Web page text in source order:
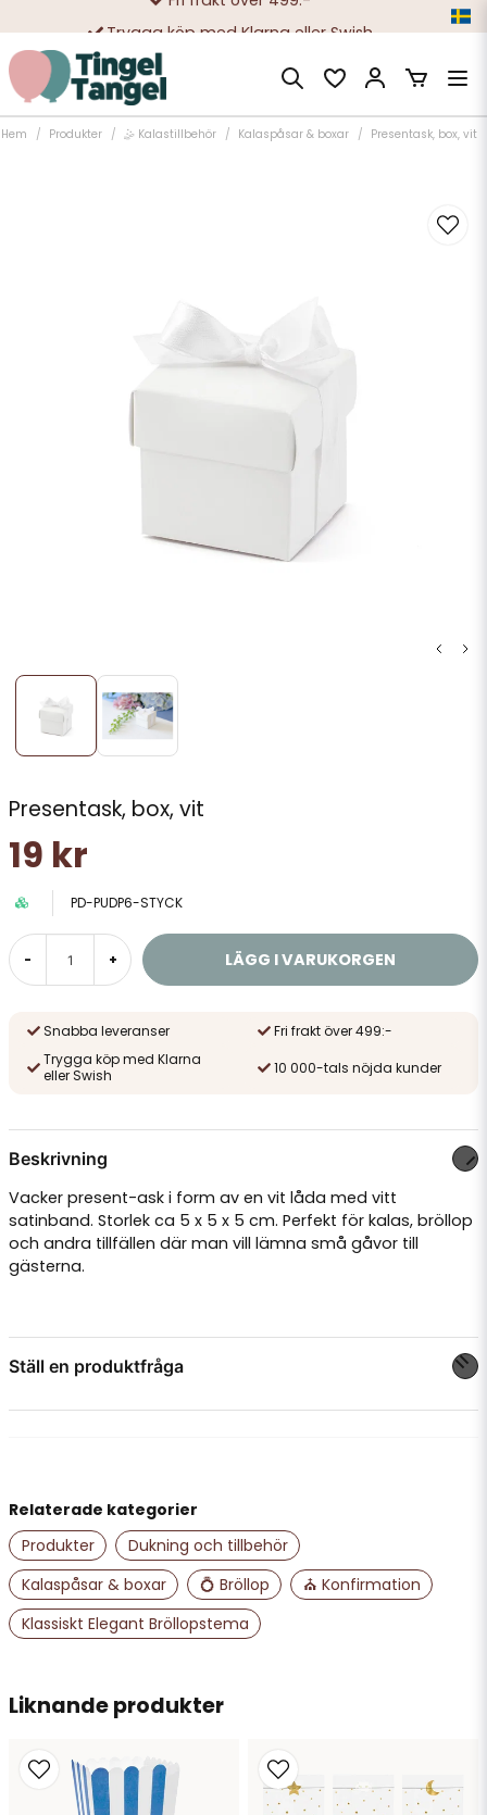
10 000-tals nöjda kunder
Hem Produkter 🤹 Kalastillbehör Kalaspåsar & boxar Presentask, box, vit
Presentask, box, vit
19 kr
PD-PUDP6-STYCK
- + LÄGG I VARUKORGEN
Snabba leveranser
Fri frakt över 499:-
Trygga köp med Klarna
eller Swish
10 000-tals nöjda kunder
Beskrivning
Vacker present-ask i form av en vit låda med vitt
satinband. Storlek ca 5 x 5 x 5 cm. Perfekt för kalas, bröllop
och andra tillfällen där man vill lämna små gåvor till
gästerna.
Ställ en produktfråga
name
Namn
email
Mejladress
Liknande produkter
Relaterade kategorier
Produkter
Dukning och tillbehör
Kalaspåsar & boxar
💍 Bröllop
⛪ Konfirmation
Klassiskt Elegant Bröllopstema